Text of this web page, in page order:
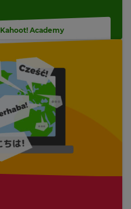
Kahoot! Academy